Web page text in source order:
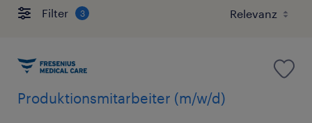
Filter 3
Produktionsmitarbeiter (m/w/d)